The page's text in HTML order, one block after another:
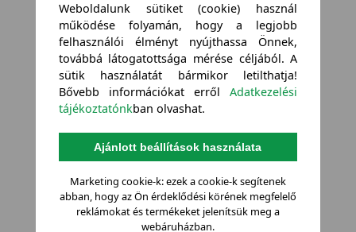
Weboldalunk sütiket (cookie) használ
működése folyamán, hogy a legjobb
felhasználói élményt nyújthassa Önnek,
továbbá látogatottsága mérése céljából. A
sütik használatát bármikor letilthatja!
Bővebb információkat errőlAdatkezelési
tájékoztatónkban olvashat.
Ajánlott beállítások használata
Marketing cookie-k: ezek a cookie-k segítenek
abban, hogy az Ön érdeklődési körének megfelelő
reklámokat és termékeket jelenítsük meg a
webáruházban.